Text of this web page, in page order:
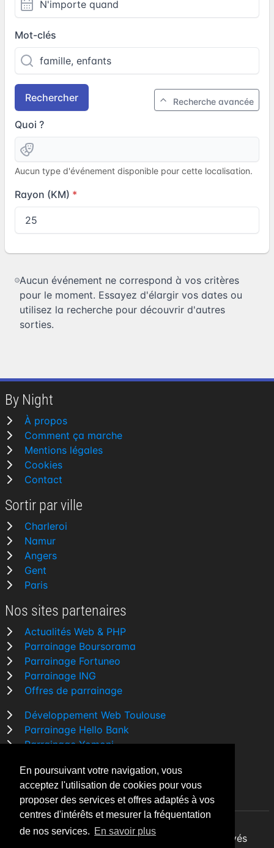
En poursuivant votre navigation, vous
acceptez l'utilisation de cookies pour vous
proposer des services et offres adaptés à vos
centres d'intérêts et mesurer la fréquentation
de nos services. En savoir plus
Mot-clés
Rechercher Recherche avancée
Quoi ?
Aucun type d'événement disponible pour cette localisation.
Rayon (KM)
Aucun événement ne correspond à vos critères
pour le moment. Essayez d'élargir vos dates ou
utilisez la recherche pour découvrir d'autres
sorties.
By Night
À propos
Comment ça marche
Mentions légales
Cookies
Contact
Sortir par ville
Charleroi
Namur
Angers
Gent
Paris
Nos sites partenaires
Actualités Web & PHP
Parrainage Boursorama
Parrainage Fortuneo
Parrainage ING
Offres de parrainage
Développement Web Toulouse
Parrainage Hello Bank
Parrainage Yomoni
Comparatif banque
By Night v5.7.3| © 2026 - Tous droits réservés